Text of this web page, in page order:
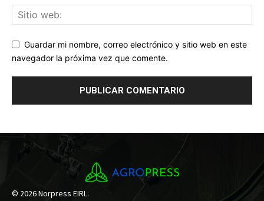
Guardar mi nombre, correo electrónico y sitio web en este
navegador la próxima vez que comente.
© 2026 Norpress EIRL.